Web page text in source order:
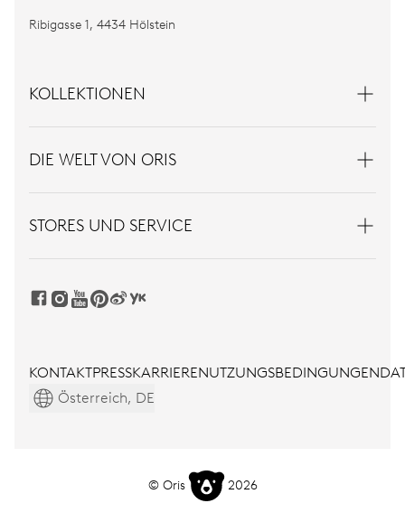
Ribigasse 1, 4434 Hölstein
KOLLEKTIONEN
DIE WELT VON ORIS
STORES UND SERVICE
KONTAKTPRESSKARRIERENUTZUNGSBEDINGUNGEN
Österreich, DE
© Oris 2026